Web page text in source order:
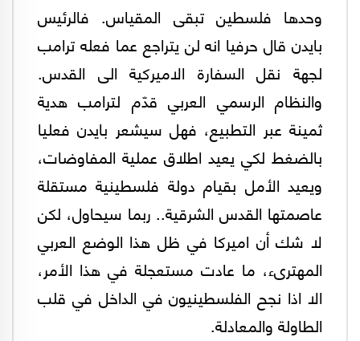
وحدها فلسطين تبقى المقياس. فالرئيس
بايدن قال حرفيا انه لن يتراجع عما فعله ترامب
لجهة نقل السفارة الاميركية الى القدس.
والنظام الرسمي العربي قدّم لترامب هدية
ثمينة عبر التطبيع، فهل سيشعر بايدن فعليا
بالضغط لكي يعيد اطلاق عملية المفاوضات،
ويعيد الأمل بقيام دولة فلسطينية مستقلة
عاصمتها القدس الشرقية.. ربما سيحاول، لكن
لا شك أن اميركا في ظل هذا الوضع العربي
المهترىء، ما عادت مستعجلة في هذا الأمر،
الا اذا نجح الفلسطينيون في الداخل في قلب
الطاولة والمعادلة.